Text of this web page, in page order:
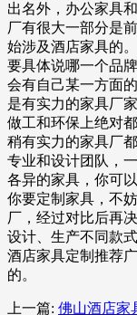
出名外，办公家具
厂有很大一部分是
始涉及酒店家具的。
要具体说哪一个品
会有自己某一方面
是有实力的家具厂
做工和环保上绝对都
稍有实力的家具厂
专业和设计团队，
各异的家具，你可
你要定制家具，不
厂，经过对比后再
设计、生产不同款
酒店家具定制推荐
的。
上一篇: 佛山酒店家